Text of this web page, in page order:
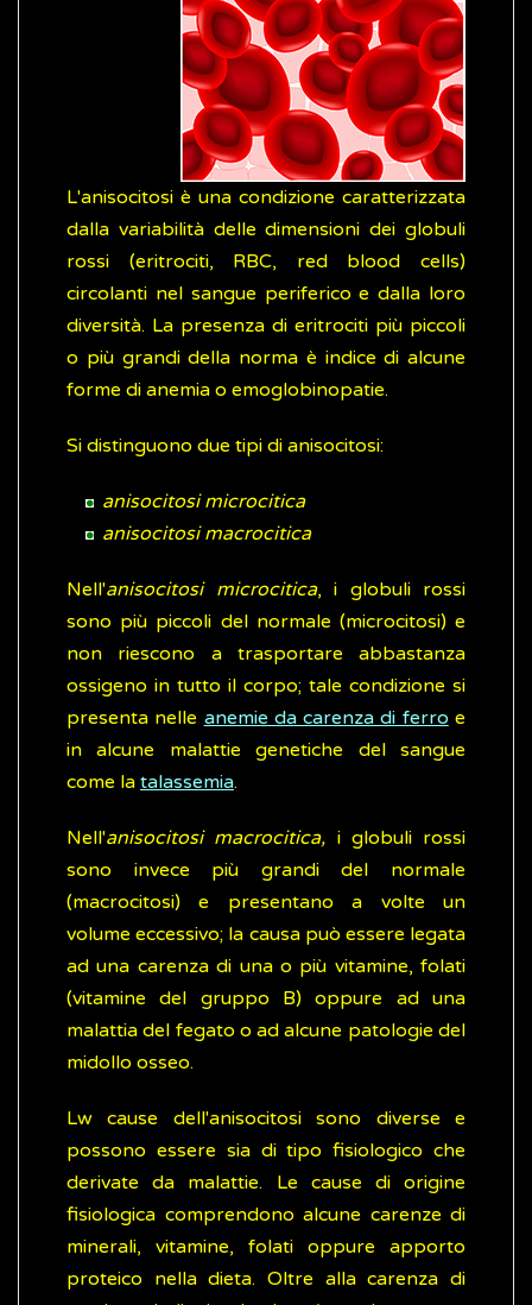
L'anisocitosi è una condizione caratterizzata
dalla variabilità delle dimensioni dei globuli
rossi (eritrociti, RBC, red blood cells)
circolanti nel sangue periferico e dalla loro
diversità. La presenza di eritrociti più piccoli
o più grandi della norma è indice di alcune
forme di anemia o emoglobinopatie.
Si distinguono due tipi di anisocitosi:
anisocitosi microcitica
anisocitosi macrocitica
Nell'anisocitosi microcitica, i globuli rossi
sono più piccoli del normale (microcitosi) e
non riescono a trasportare abbastanza
ossigeno in tutto il corpo; tale condizione si
presenta nelle anemie da carenza di ferro e
in alcune malattie genetiche del sangue
come la talassemia.
Nell'anisocitosi macrocitica, i globuli rossi
sono invece più grandi del normale
(macrocitosi) e presentano a volte un
volume eccessivo; la causa può essere legata
ad una carenza di una o più vitamine, folati
(vitamine del gruppo B) oppure ad una
malattia del fegato o ad alcune patologie del
midollo osseo.
Lw cause dell'anisocitosi sono diverse e
possono essere sia di tipo fisiologico che
derivate da malattie. Le cause di origine
fisiologica comprendono alcune carenze di
minerali, vitamine, folati oppure apporto
proteico nella dieta. Oltre alla carenza di